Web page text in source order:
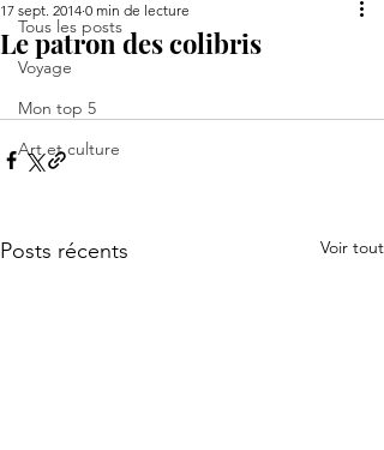
Tous les posts
Voyage
Mon top 5
Art et culture
Le patron des colibris
17 sept. 2014 0 min de lecture
Posts récents Voir tout